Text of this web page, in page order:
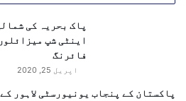
پاک بحریہ کی
اینٹی شپ
فائرنگ
اپریل 25, 2020
پاکستان کے پنجاب یونیورسٹی لاہور